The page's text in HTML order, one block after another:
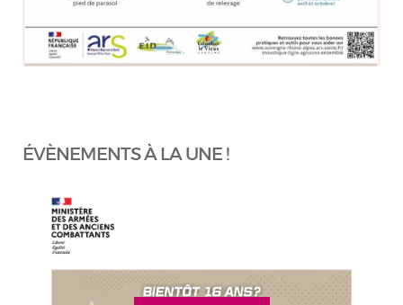
ÉVÈNEMENTS À LA UNE !